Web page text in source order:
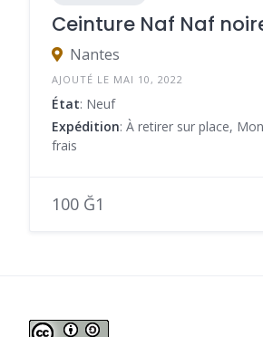
Ceinture Naf Naf
Nantes
AJOUTÉ LE MAI 10, 2022
État: Neuf
Expédition: À retirer sur place,
frais
100 Ğ1